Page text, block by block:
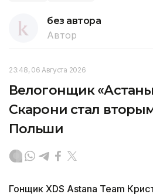
без автора
Автор
23:48, 06 Августа 2026
Велогонщик
Скарони стал
Польши
Гонщик XDS Astana Team